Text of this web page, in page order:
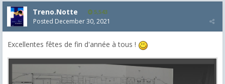
Treno.Notte 5,543
Posted December 30, 2021
Excellentes fêtes de fin d'année à tous !